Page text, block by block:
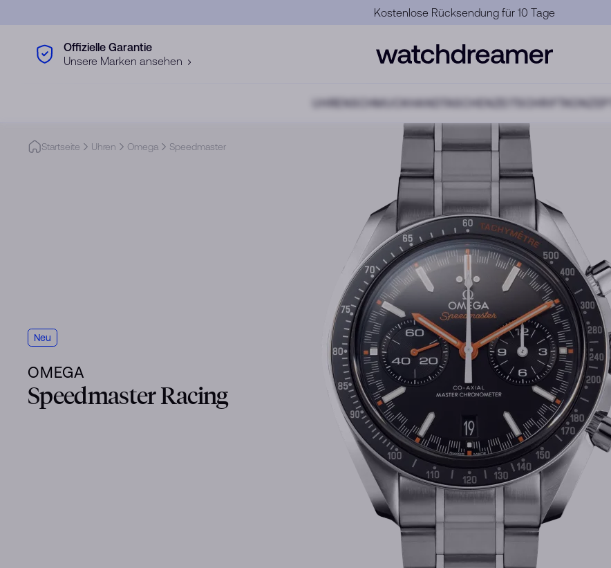
Offizielle Garantie
Offizielle Garantie
Unsere Marken ansehen
UHREN SCHMUCK HANDTASCHEN
KONZEPT
Startseite Uhren Omega Speedmaster
Neu
OMEGA
Speedmaster Racing